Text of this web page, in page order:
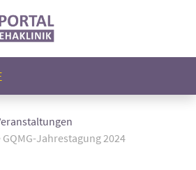
(AKTUELL)
Jahrestagung 2024